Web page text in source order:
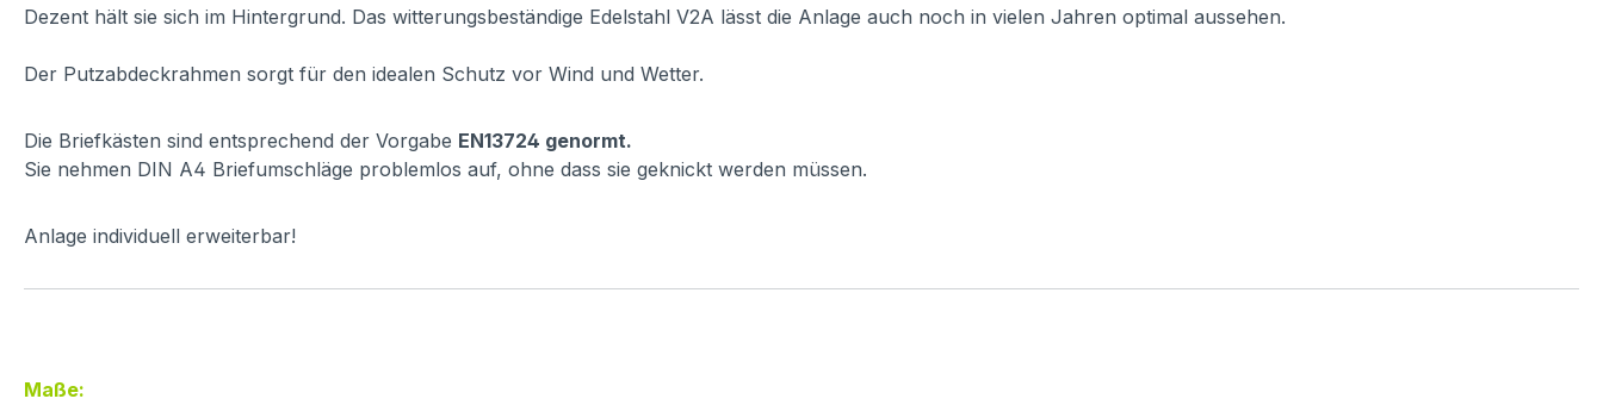
Dezent hält sie sich im Hintergrund. Das witterungsbeständige Edelstahl V2A lässt die Anlage auch noch in vielen Jahren optimal aussehen.
Der Putzabdeckrahmen sorgt für den idealen Schutz vor Wind und Wetter.
Die Briefkästen sind entsprechend der Vorgabe EN13724 genormt.
Sie nehmen DIN A4 Briefumschläge problemlos auf, ohne dass sie geknickt werden müssen.
Anlage individuell erweiterbar!
Maße: